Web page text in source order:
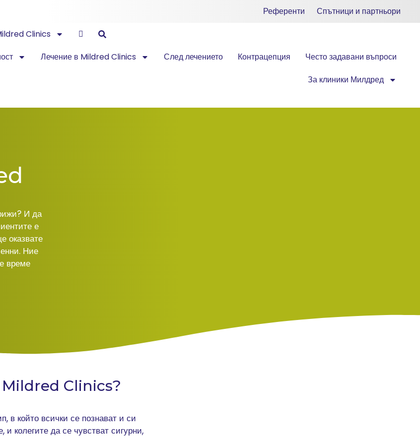
Референти
Спътници и партньори
Clinics
Лечение в Mildred Clinics След лечението Контрацепция
Често задавани въпроси
За клиники Милдред
И да
е
оказвате
Ние
време
Clinics?
в който всички се познават и си
и колегите да се чувстват сигурни,